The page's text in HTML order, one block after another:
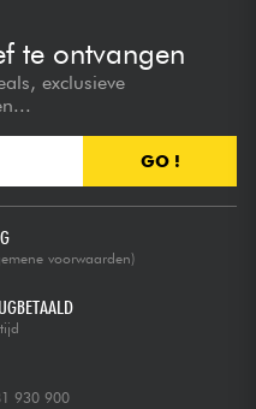
te ontvangen
exclusieve
GO !
voorwaarden)
930 900